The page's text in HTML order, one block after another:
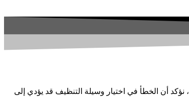
، نؤكد أن الخطأ في اختيار وسيلة التنظيف قد يؤدي إلى